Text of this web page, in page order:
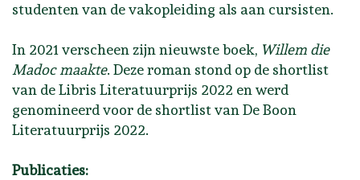
studenten van de vakopleiding als aan cursisten.
In 2021 verscheen zijn nieuwste boek, Willem die
Madoc maakte. Deze roman stond op de shortlist
van de Libris Literatuurprijs 2022 en werd
genomineerd voor de shortlist van De Boon
Literatuurprijs 2022.
Publicaties: